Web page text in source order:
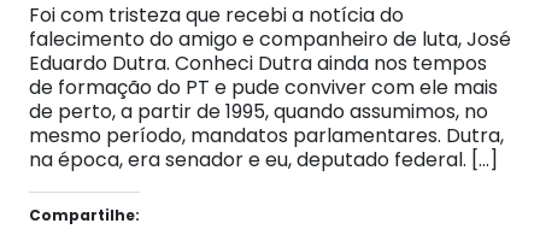
Foi com tristeza que recebi a notícia do
falecimento do amigo e companheiro de luta, José
Eduardo Dutra. Conheci Dutra ainda nos tempos
de formação do PT e pude conviver com ele mais
de perto, a partir de 1995, quando assumimos, no
mesmo período, mandatos parlamentares. Dutra,
na época, era senador e eu, deputado federal. […]
Compartilhe: